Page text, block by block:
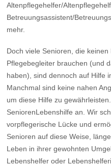
Altenpflegehelfer/
Betreuungsassistent/
mehr.
Doch viele Senioren, die
Pflegebegleiter brauchen (und
haben), sind dennoch auf Hilfe
Manchmal sind keine nahen
um diese Hilfe zu
SeniorenLebenshilfe an. Wir
vorpflegerische Lücke und
Senioren auf diese Weise,
Leben in ihrer gewohnten
Lebenshelfer oder